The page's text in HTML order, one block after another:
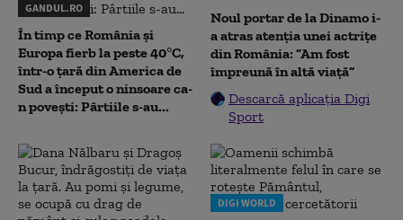
GANDUL.RO
În timp ce România și
Europa fierb la peste 40°C,
într-o țară din America de
Sud a început o ninsoare ca-
n povești: Pârtiile s-au...
Noul portar de la Dinamo i-
a atras atenția unei actrițe
din România: ”Am fost
împreună în altă viață”
Descarcă aplicația Digi
Sport
DIGI WORLD